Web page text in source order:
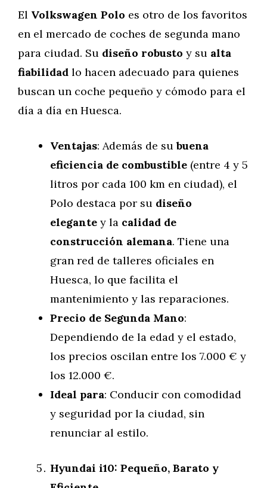
El Volkswagen Polo es otro de los favoritos
en el mercado de coches de segunda mano
para ciudad. Su diseño robusto y su alta
fiabilidad lo hacen adecuado para quienes
buscan un coche pequeño y cómodo para el
día a día en Huesca.
Ventajas: Además de subuena
eficiencia de combustible (entre 4 y 5
litros por cada 100 km en ciudad), el
Polo destaca por su diseño
elegante y la calidad de
construcción alemana. Tiene una
gran red de talleres oficiales en
Huesca, lo que facilita el
mantenimiento y las reparaciones.
Precio de Segunda Mano:
Dependiendo de la edad y el estado,
los precios oscilan entre los 7.000 € y
los 12.000 €.
Ideal para: Conducir con comodidad
y seguridad por la ciudad, sin
renunciar al estilo.
Hyundai i10: Pequeño, Barato y